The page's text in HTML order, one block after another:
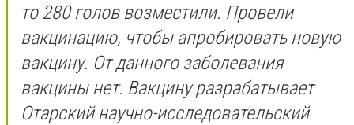
то 280 голов возместили. Провели
вакцинацию, чтобы апробировать новую
вакцину. От данного заболевания
вакцины нет. Вакцину разрабатывает
Отарский научно-исследовательский